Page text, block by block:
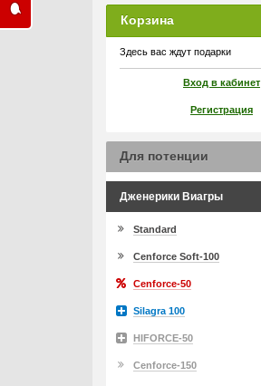
Корзина
Здесь вас ждут подарки
Вход в кабинет
Регистрация
Для потенции
Дженерики Виагры
Standard
Cenforce Soft-100
Cenforce-50
Silagra 100
HIFORCE-50
Cenforce-150